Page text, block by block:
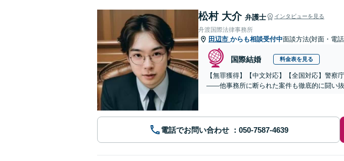
松村 大介 弁護士 インタビューを見る
舟渡国際法律事務所
田辺市 からも相談受付中面談方法(対面・電
国際結婚 料金表を見る
【無罪獲得】【中文対応】【全国対応】警
——他事務所に断られた案件も徹底的に闘い抜
電話でお問い合わせ